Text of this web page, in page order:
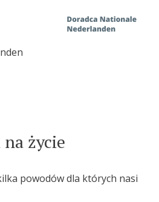
życie
powodów dla których nasi